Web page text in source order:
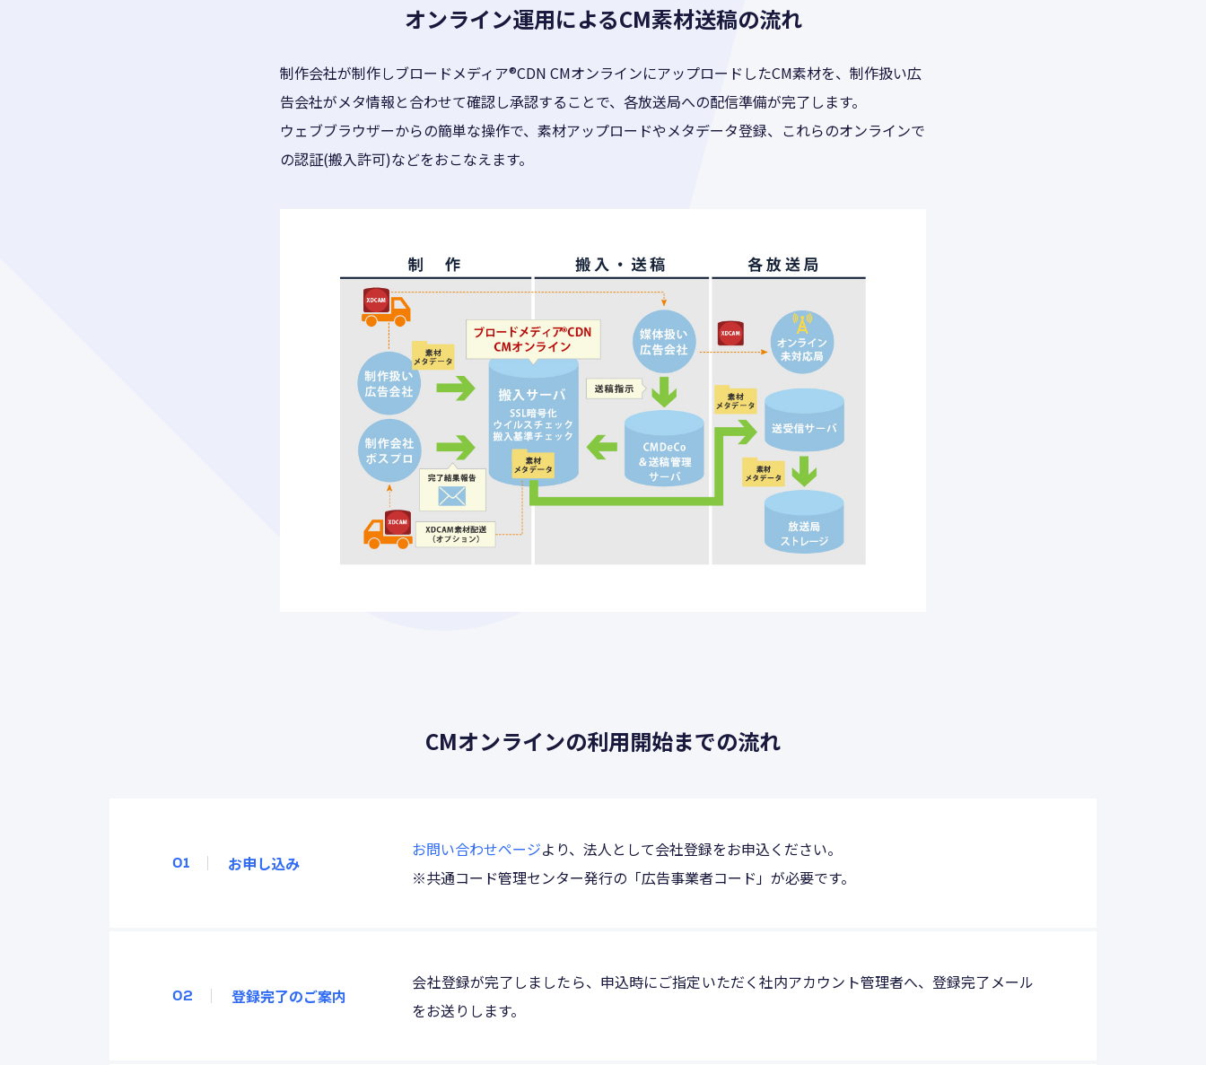
オンライン運用によるCM素材送稿の流れ
制作会社が制作しブロードメディア®CDN CMオンラインにアップロードしたCM素材を、制作扱い広
告会社がメタ情報と合わせて確認し承認することで、各放送局への配信準備が完了します。
ウェブブラウザーからの簡単な操作で、素材アップロードやメタデータ登録、これらのオンラインで
の認証(搬入許可)などをおこなえます。
CMオンラインの利用開始までの流れ
01 お申し込み
お問い合わせページより、法人として会社登録をお申込ください。
※共通コード管理センター発行の「広告事業者コード」が必要です。
02 登録完了のご案内
会社登録が完了しましたら、申込時にご指定いただく社内アカウント管理者へ、登録完了メール
をお送りします。